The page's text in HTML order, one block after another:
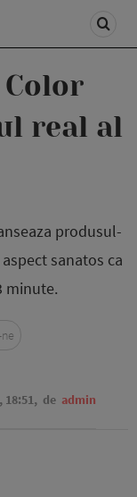
Color
real al
produsul-
sanatos ca
minute.
18:51, de admin